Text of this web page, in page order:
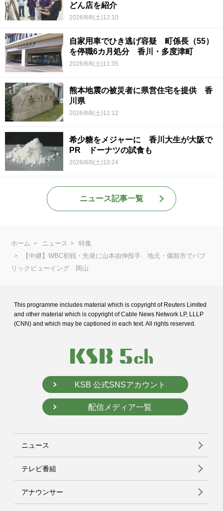
どん店を紹介
2026/8/8(土)12:10
自家用車でひき逃げ容疑 町係長（55）
を停職6カ月処分 香川・多度津町
2026/8/8(土)11:35
熊本地震の被災者に県営住宅を提供 香
川県
2026/8/8(土)11:12
希少糖をメジャーに 香川大生が大阪で
PR ドーナツの試食も
2026/8/8(土)10:24
ニュース記事一覧
ホーム ニュース
特集
【中継】WBC初戦・先発に山本由伸投手 地元・備前市でパブ
リックビューイング 岡山
This programme includes material which is copyright of Reuters Limited
and other material which is copyright of Cable News Network LP, LLLP
(CNN) and which may be captioned in each text. All rights reserved.
KSB 公式SNSアカウント
配信メディア一覧
ニュース
テレビ番組
アナウンサー